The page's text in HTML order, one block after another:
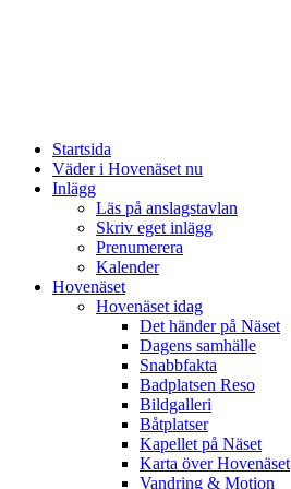
Startsida
Väder i Hovenäset nu
Inlägg
Läs på anslagstavlan
Skriv eget inlägg
Prenumerera
Kalender
Hovenäset
Hovenäset idag
Det händer på Näset
Dagens samhälle
Snabbfakta
Badplatsen Reso
Bildgalleri
Båtplatser
Kapellet på Näset
Karta över Hovenäset
Vandring & Motion